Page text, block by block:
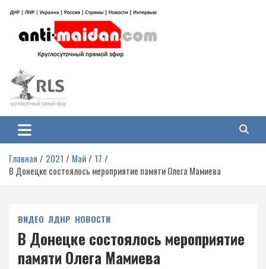
содержимому
Антимайдан: Гражданская война
на Украине
гражданской войне на Украине, включая события в Новороссии, ДНР,
ЛНР и других регионах.
Главная 2021 Май
17
В Донецке состоялось мероприятие памяти Олега Мамиева
ВИДЕО ЛДНР НОВОСТИ
В Донецке состоялось мероприятие
памяти Олега Мамиева